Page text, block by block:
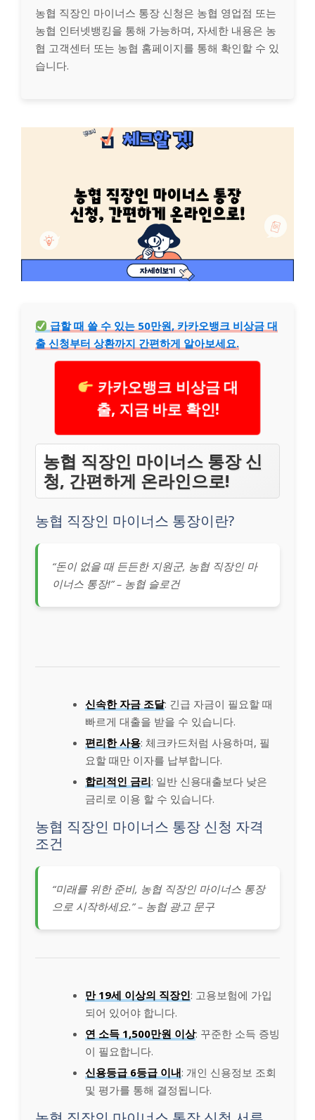
농협 직장인 마이너스 통장 신청은 농협 영업점 또는
농협 인터넷뱅킹을 통해 가능하며, 자세한 내용은 농
협 고객센터 또는 농협 홈페이지를 통해 확인할 수 있
습니다.
급할 때 쓸 수 있는 50만원, 카카오뱅크 비상금 대
출 신청부터 상환까지 간편하게 알아보세요.
카카오뱅크 비상금 대
출, 지금 바로 확인!
농협 직장인 마이너스 통장 신
청, 간편하게 온라인으로!
농협 직장인 마이너스 통장이란?
“돈이 없을 때 든든한 지원군, 농협 직장인 마
이너스 통장!” – 농협 슬로건
신속한 자금 조달: 긴급 자금이 필요할 때
빠르게 대출을 받을 수 있습니다.
편리한 사용: 체크카드처럼 사용하며, 필
요할 때만 이자를 납부합니다.
합리적인 금리: 일반 신용대출보다 낮은
금리로 이용 할 수 있습니다.
농협 직장인 마이너스 통장 신청 자격
조건
“미래를 위한 준비, 농협 직장인 마이너스 통장
으로 시작하세요.” – 농협 광고 문구
만 19세 이상의 직장인: 고용보험에 가입
되어 있어야 합니다.
연 소득 1,500만원 이상: 꾸준한 소득 증빙
이 필요합니다.
신용등급 6등급 이내: 개인 신용정보 조회
및 평가를 통해 결정됩니다.